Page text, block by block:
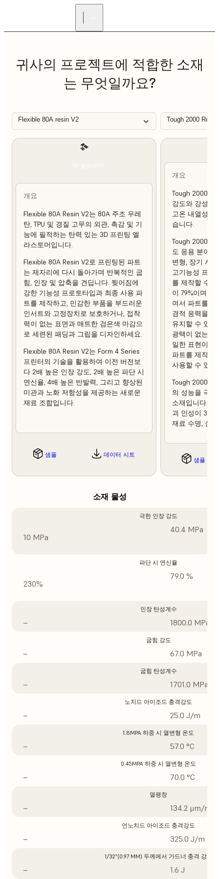
귀사의 프로젝트에 적합한 소재
는 무엇일까요?
Flexible 80A resin V2 Tough 2000
개요
Flexible 80A Resin V2는 80A 주조 우레
탄, TPU 및 경질 고무의 외관, 촉감 및 기
능에 필적하는 탄력 있는 3D 프린팅 엘
라스토머입니다.
Flexible 80A Resin V2로 프린팅된 파트
는 제자리에 다시 돌아가며 반복적인 굽
힘, 인장 및 압축을 견딥니다. 찢어짐에
강한 기능성 프로토타입과 최종 사용 파
트를 제작하고, 민감한 부품을 부드러운
인서트와 고정장치로 보호하거나, 접착
력이 없는 표면과 매트한 검은색 마감으
로 세련된 패딩과 그립을 디자인하세요.
Flexible 80A Resin V2는 Form 4 Series
프린터의 기술을 활용하여 이전 버전보
다 2배 높은 인장 강도, 2배 높은 파단 시
연신율, 4배 높은 반발력, 그리고 향상된
미관과 노화 저항성을 제공하는 새로운
재료 조합입니다.
샘플 데이터 시트
개요
Tough 2000
강도와 강성이
고온 내열성
습니다.
Tough 2000
도 응용 분야
변형, 장기 사
고기능성 프로
를 제작할 수
이 79%이며 열
여서 파트를
경적 응력을
유지할 수 있
광택이 없는
일한 표현이
파트를 제작하
사용할 수 있습
Tough 2000
의 성능을 극
소재입니다.
괴 인성이 3배
재료 수명, 심
샘플
소재 물성
극한 인장 강도
10 MPa
40.4 MPa
파단 시 연신율
230%
79.0 %
인장 탄성계수
– 1800.0 MPa
굽힘 강도
– 67.0 MPa
굽힘 탄성계수
– 1701.0 MPa
노치드 아이조드 충격강도
– 25.0 J/m
1.8MPA 하중 시 열변형 온도
– 57.0 °C
0.45MPA 하중 시 열변형 온도
– 70.0 °C
열팽창
– 134.2 μm/m/
언노치드 아이조드 충격강도
– 325.0 J/m
1/32”(0.97 MM) 두께에서 가드너 충격 강도
– 1.6 J